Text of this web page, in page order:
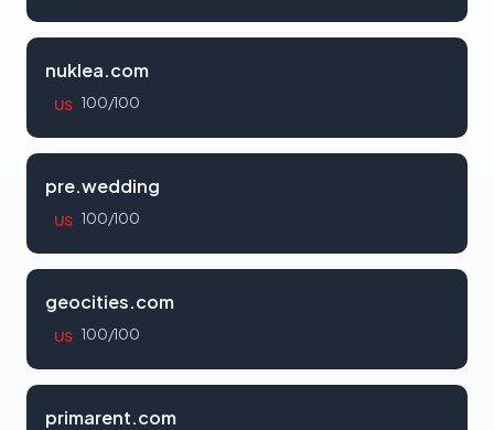
nuklea.com
US 100/100
pre.wedding
US 100/100
geocities.com
US 100/100
primarent.com